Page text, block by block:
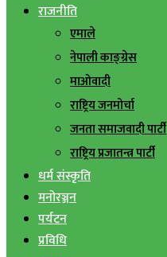
राजनीति
एमाले
नेपाली काङ्ग्रेस
माओवादी
राष्ट्रिय जनमोर्चा
जनता समाजवादी पार्टी
राष्ट्रिय प्रजातन्त्र पार्टी
धर्म संस्कृति
मनोरञ्जन
पर्यटन
प्रविधि